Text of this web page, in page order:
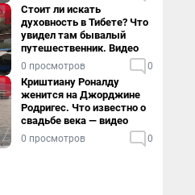
Стоит ли искать
духовность в Тибете? Что
увидел там бывалый
путешественник. Видео
0 просмотров 0
Криштиану Роналду
женится на Джорджине
Родригес. Что известно о
свадьбе века — видео
0 просмотров 0